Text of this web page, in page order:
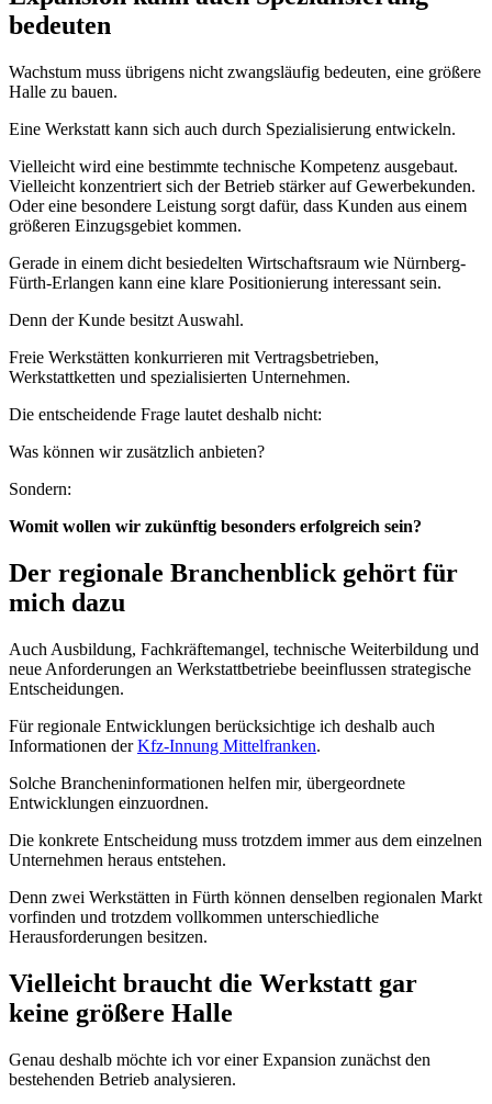
bedeuten
Wachstum muss übrigens nicht zwangsläufig bedeuten, eine größere
Halle zu bauen.
Eine Werkstatt kann sich auch durch Spezialisierung entwickeln.
Vielleicht wird eine bestimmte technische Kompetenz ausgebaut.
Vielleicht konzentriert sich der Betrieb stärker auf Gewerbekunden.
Oder eine besondere Leistung sorgt dafür, dass Kunden aus einem
größeren Einzugsgebiet kommen.
Gerade in einem dicht besiedelten Wirtschaftsraum wie Nürnberg-
Fürth-Erlangen kann eine klare Positionierung interessant sein.
Denn der Kunde besitzt Auswahl.
Freie Werkstätten konkurrieren mit Vertragsbetrieben,
Werkstattketten und spezialisierten Unternehmen.
Die entscheidende Frage lautet deshalb nicht:
Was können wir zusätzlich anbieten?
Sondern:
Womit wollen wir zukünftig besonders erfolgreich sein?
Der regionale Branchenblick gehört für
mich dazu
Auch Ausbildung, Fachkräftemangel, technische Weiterbildung und
neue Anforderungen an Werkstattbetriebe beeinflussen strategische
Entscheidungen.
Für regionale Entwicklungen berücksichtige ich deshalb auch
Informationen derKfz-Innung Mittelfranken.
Solche Brancheninformationen helfen mir, übergeordnete
Entwicklungen einzuordnen.
Die konkrete Entscheidung muss trotzdem immer aus dem einzelnen
Unternehmen heraus entstehen.
Denn zwei Werkstätten in Fürth können denselben regionalen Markt
vorfinden und trotzdem vollkommen unterschiedliche
Herausforderungen besitzen.
Vielleicht braucht die Werkstatt gar
keine größere Halle
Genau deshalb möchte ich vor einer Expansion zunächst den
bestehenden Betrieb analysieren.